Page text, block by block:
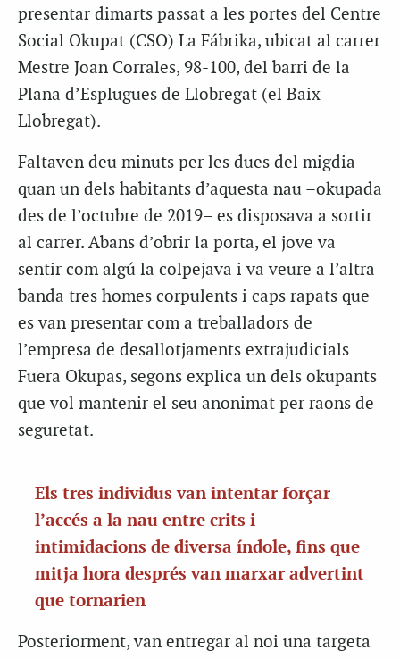
presentar dimarts passat a les portes del Centre
Social Okupat (CSO) La Fábrika, ubicat al carrer
Mestre Joan Corrales, 98-100, del barri de la
Plana d’Esplugues de Llobregat (el Baix
Llobregat).
Faltaven deu minuts per les dues del migdia
quan un dels habitants d’aquesta nau –okupada
des de l’octubre de 2019– es disposava a sortir
al carrer. Abans d’obrir la porta, el jove va
sentir com algú la colpejava i va veure a l’altra
banda tres homes corpulents i caps rapats que
es van presentar com a treballadors de
l’empresa de desallotjaments extrajudicials
Fuera Okupas, segons explica un dels okupants
que vol mantenir el seu anonimat per raons de
seguretat.
Els tres individus van intentar forçar
l’accés a la nau entre crits i
intimidacions de diversa índole, fins que
mitja hora després van marxar advertint
que tornarien
Posteriorment, van entregar al noi una targeta